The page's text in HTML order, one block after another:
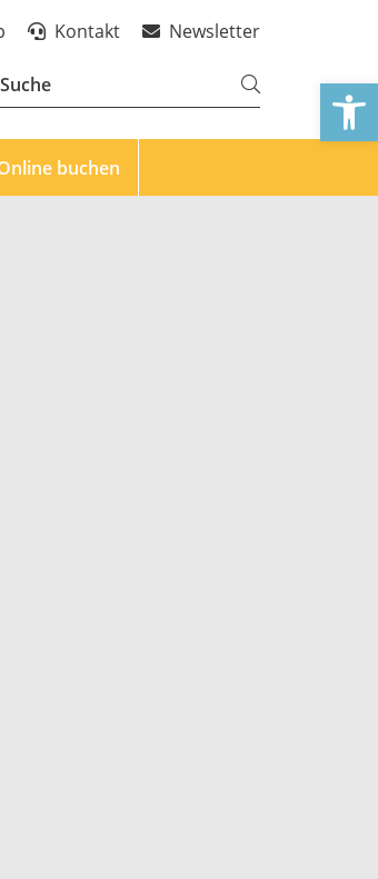
Kontakt Newsletter
buchen